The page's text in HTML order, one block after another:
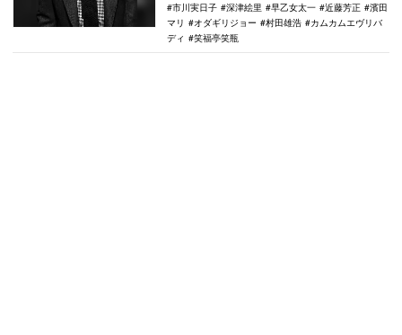
市川実日子
深津絵里 早乙女太一 近藤芳正
濱田
マリ
オダギリジョー 村田雄浩
カムカムエヴリバ
ディ
笑福亭笑瓶